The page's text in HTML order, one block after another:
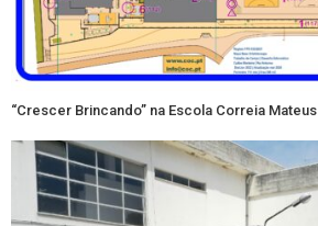
“Crescer Brincando” na Escola Correia Mateus